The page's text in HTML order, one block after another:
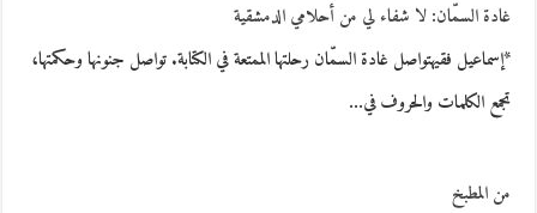
غادة السمّان: لا شفاء لي من أحلامي الدمشقية
*إسماعيل فقيهتواصل غادة السمّان رحلتها الممتعة في الكتابة. تواصل جنونها وحكمتها،
تجمع الكلمات والحروف في…
من المطبخ